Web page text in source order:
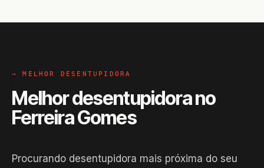
→ MELHOR DESENTUPIDORA
Melhor desentupidora no
Ferreira Gomes
Procurando desentupidora mais próxima do seu